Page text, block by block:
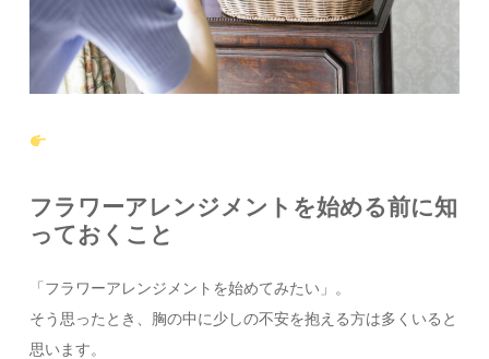
フラワーアレンジメントを始める前に知
っておくこと
「フラワーアレンジメントを始めてみたい」。
そう思ったとき、胸の中に少しの不安を抱える方は多くいると
思います。